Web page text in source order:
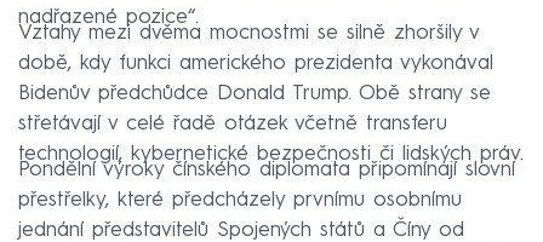
nadřazené pozice“.
Vztahy mezi dvěma mocnostmi se silně zhoršily v
době, kdy funkci amerického prezidenta vykonával
Bidenův předchůdce Donald Trump. Obě strany se
střetávají v celé řadě otázek včetně transferu
technologií, kybernetické bezpečnosti či lidských práv.
Pondělní výroky čínského diplomata připomínají slovní
přestřelky, které předcházely prvnímu osobnímu
jednání představitelů Spojených států a Číny od